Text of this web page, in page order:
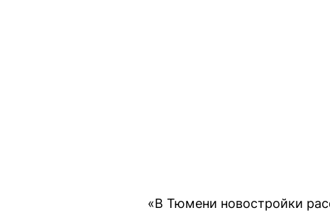
«В Тюмени новостройки